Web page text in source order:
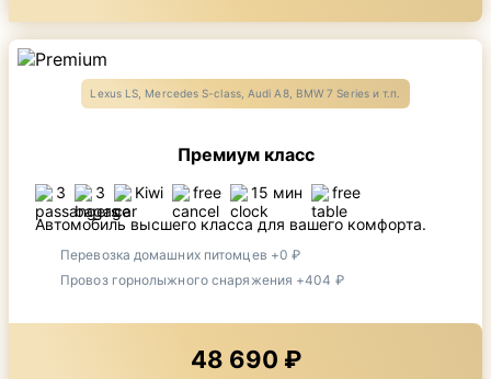
Lexus LS, Mercedes S-class, Audi A8, BMW 7 Series и т.п.
Премиум класс
3 3 Kiwi free 15 мин
free
Автомобиль высшего класса для вашего комфорта.
Перевозка домашних питомцев +0 ₽
Провоз горнолыжного снаряжения +404 ₽
48 690 ₽